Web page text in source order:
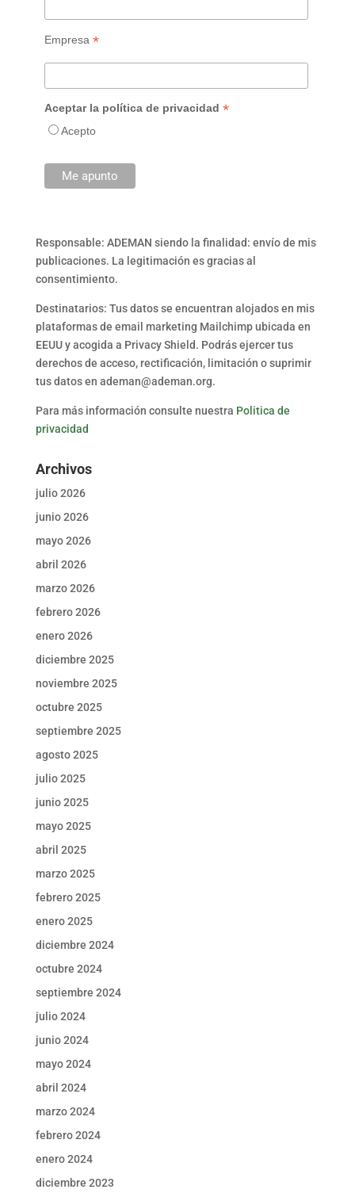
Empresa *
Aceptar la política de privacidad *
Acepto
Responsable: ADEMAN siendo la finalidad: envío de mis
publicaciones. La legitimación es gracias al
consentimiento.
Destinatarios: Tus datos se encuentran alojados en mis
plataformas de email marketing Mailchimp ubicada en
EEUU y acogida a Privacy Shield. Podrás ejercer tus
derechos de acceso, rectificación, limitación o suprimir
tus datos en ademan@ademan.org.
Para más información consulte nuestra Politica de
privacidad
Archivos
julio 2026
junio 2026
mayo 2026
abril 2026
marzo 2026
febrero 2026
enero 2026
diciembre 2025
noviembre 2025
octubre 2025
septiembre 2025
agosto 2025
julio 2025
junio 2025
mayo 2025
abril 2025
marzo 2025
febrero 2025
enero 2025
diciembre 2024
octubre 2024
septiembre 2024
julio 2024
junio 2024
mayo 2024
abril 2024
marzo 2024
febrero 2024
enero 2024
diciembre 2023